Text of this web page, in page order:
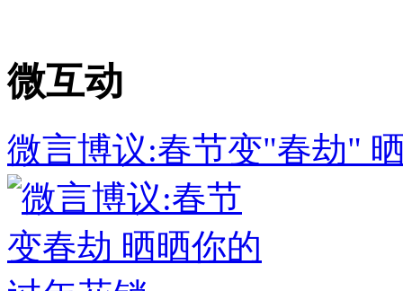
微互动
微言博议:春节变"春劫"